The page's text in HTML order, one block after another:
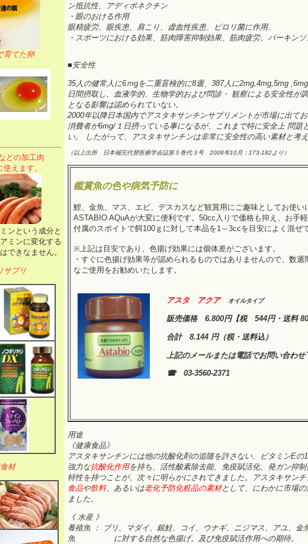
育てた卵
どの加工肉
えます。
ンという成分と
ミンに変化する
できなません。
サプリ
材
ン抵抗性、アディポネクチン
・眼のおける作用
眼精疲労、眼疾患、肩こり、虚血性疾患、ピロリ菌に作用、
・スポーツにおける効果、筋肉障害抑制効果、筋肉疲労、パーキンソ
■安全性
35人の健常人に6ｍgを二重盲検的に8週、387人に2mg,4mg,5mg
日間摂取し、血液学的、生物学的および問診・ 観察による安全性が
となる影響は認められていない。
2000年以降日本国内でアスタキサンチンサプリメントが市場に出て
消費者が6mg/１日摂っている事になるが、これまで特に安全上 問題
い。 したがって、アスタキサンチンは非常に安全性の高い素材と考え
（以上出所 日本補完代替医療学会誌第５巻代３号 2008年10月：173-182より）
鑑賞魚の色や病気予防に
鯉、金魚、マス、エビ、デスカスなど観賞用にご趣味としてお使い
ASTABIO AQuAが大変に便利です。50cc入りで価格も抑え、お手軽
付属のスポイトで餌100ｇに対して本品を1～3ccを目安によく混ぜ
※上記は目安であり、色揚げ効果には個体差がございます。
・すぐに色揚げ効果等が認められるものではありませんので、数週
なご使用をお勧めいたします。
アスタ アクア オイルタイプ
販売価格 6.800円【税 544円・送料
合計 8.144 円（税・送料込）
上記のメールまたは電話でお問い合わせ
☎ 03-3560-2371
用途
《健康食品》
アスタキサンチンには他の抗酸化剤の追随を許さない、ビタミンEの
強力な抗酸化作用を持ち、活性酸素除去能、免疫賦活化、発ガン抑
特性を持つことが、次々に明らかにされてきました。アスタキサン
食品や飲料、あるいは老化予防化粧品の素材として、にわかに市場
ました。
《 水産 》
養殖魚 ： ブリ、マダイ、銀鮭、コイ、ウナギ、ニジマス、アユ、金
魚 に対する自然な色揚げ。及び免疫賦活作用への期待。